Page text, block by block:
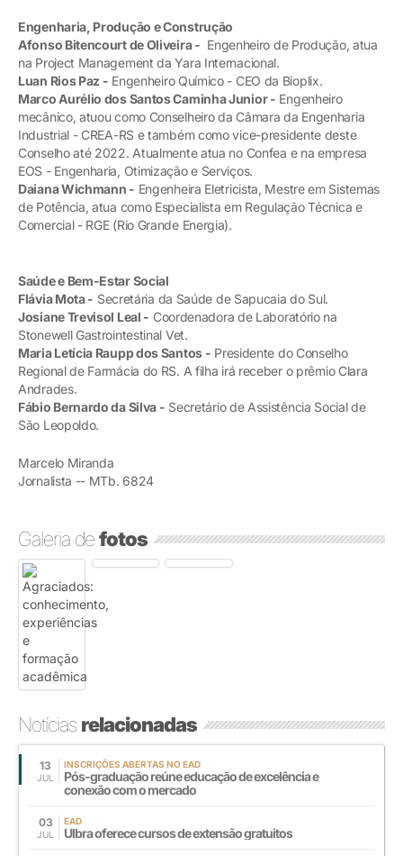
Engenharia, Produção e Construção
Afonso Bitencourt de Oliveira - Engenheiro de Produção, atua
na Project Management da Yara Internacional.
Luan Rios Paz - Engenheiro Químico - CEO da Bioplix.
Marco Aurélio dos Santos Caminha Junior - Engenheiro
mecânico, atuou como Conselheiro da Câmara da Engenharia
Industrial - CREA-RS e também como vice-presidente deste
Conselho até 2022. Atualmente atua no Confea e na empresa
EOS - Engenharia, Otimização e Serviços.
Daiana Wichmann - Engenheira Eletricista, Mestre em Sistemas
de Potência, atua como Especialista em Regulação Técnica e
Comercial - RGE (Rio Grande Energia).
Saúde e Bem-Estar Social
Flávia Mota - Secretária da Saúde de Sapucaia do Sul.
Josiane Trevisol Leal - Coordenadora de Laboratório na
Stonewell Gastrointestinal Vet.
Maria Letícia Raupp dos Santos - Presidente do Conselho
Regional de Farmácia do RS. A filha irá receber o prêmio Clara
Andrades.
Fábio Bernardo da Silva - Secretário de Assistência Social de
São Leopoldo.
Marcelo Miranda
Jornalista -- MTb. 6824
Galeria defotos
Notíciasrelacionadas
13
JUL
INSCRIÇÕES ABERTAS NO EAD
Pós-graduação reúne educação de excelência e
conexão com o mercado
03
JUL
EAD
Ulbra oferece cursos de extensão gratuitos